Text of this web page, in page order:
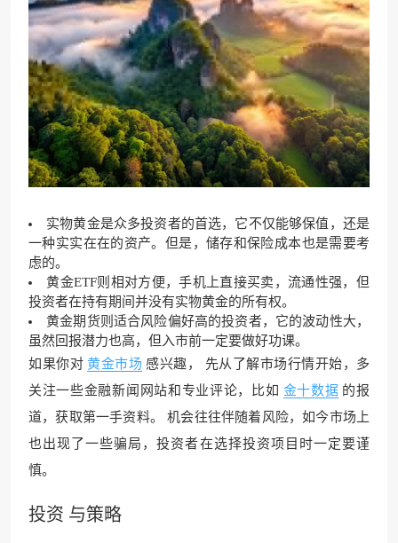
实物黄金是众多投资者的首选，它不仅能够保值，还是
一种实实在在的资产。但是，储存和保险成本也是需要考
虑的。
黄金ETF则相对方便，手机上直接买卖，流通性强，但
投资者在持有期间并没有实物黄金的所有权。
黄金期货则适合风险偏好高的投资者，它的波动性大，
虽然回报潜力也高，但入市前一定要做好功课。
如果你对 黄金市场 感兴趣， 先从了解市场行情开始，多
关注一些金融新闻网站和专业评论，比如 金十数据 的报
道，获取第一手资料。 机会往往伴随着风险，如今市场上
也出现了一些骗局，投资者在选择投资项目时一定要谨
慎。
投资 与策略